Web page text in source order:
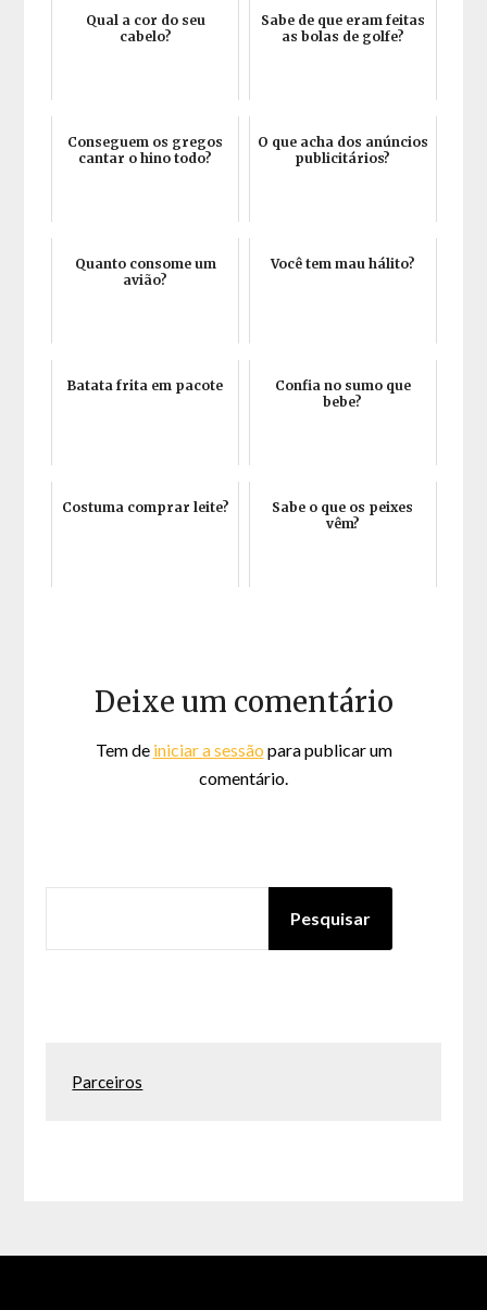
Qual a cor do seu
cabelo?
Sabe de que eram feitas
as bolas de golfe?
Conseguem os gregos
cantar o hino todo?
O que acha dos anúncios
publicitários?
Quanto consome um
avião?
Você tem mau hálito?
Batata frita em pacote
Confia no sumo que
bebe?
Costuma comprar leite?
Sabe o que os peixes
vêm?
Deixe um comentário
Tem de iniciar a sessão para publicar um
comentário.
Pesquisar
Parceiros